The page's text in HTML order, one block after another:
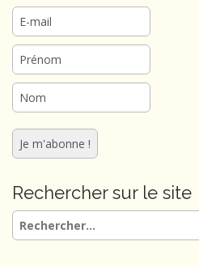
Rechercher sur le site
Rechercher :